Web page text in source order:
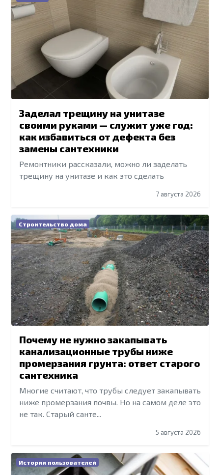
Заделал трещину на унитазе
своими руками — служит уже год:
как избавиться от дефекта без
замены сантехники
Ремонтники рассказали, можно ли заделать
трещину на унитазе и как это сделать
7 августа 2026
Строительство дома
Почему не нужно закапывать
канализационные трубы ниже
промерзания грунта: ответ старого
сантехника
Многие считают, что трубы следует закапывать
ниже промерзания почвы. Но на самом деле это
не так. Старый санте...
5 августа 2026
Истории пользователей